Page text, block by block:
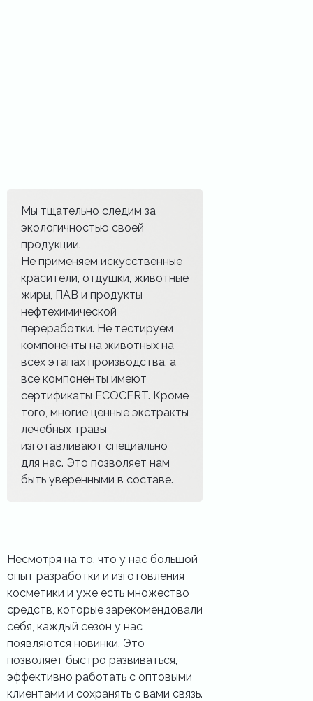
Мы тщательно следим за
экологичностью своей
продукции.
Не применяем искусственные
красители, отдушки, животные
жиры, ПАВ и продукты
нефтехимической
переработки. Не тестируем
компоненты на животных на
всех этапах производства, а
все компоненты имеют
сертификаты ECOCERT. Кроме
того, многие ценные экстракты
лечебных травы
изготавливают специально
для нас. Это позволяет нам
быть уверенными в составе.
Несмотря на то, что у нас большой
опыт разработки и изготовления
косметики и уже есть множество
средств, которые зарекомендовали
себя, каждый сезон у нас
появляются новинки. Это
позволяет быстро развиваться,
эффективно работать с оптовыми
клиентами и сохранять с вами связь.